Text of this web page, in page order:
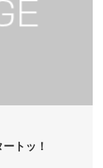
トッ！